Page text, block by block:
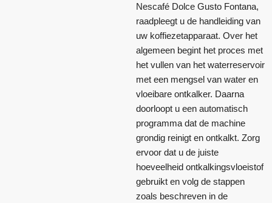
Nescafé Dolce Gusto Fontana,
raadpleegt u de handleiding van
uw koffiezetapparaat. Over het
algemeen begint het proces met
het vullen van het waterreservoir
met een mengsel van water en
vloeibare ontkalker. Daarna
doorloopt u een automatisch
programma dat de machine
grondig reinigt en ontkalkt. Zorg
ervoor dat u de juiste
hoeveelheid ontkalkingsvloeistof
gebruikt en volg de stappen
zoals beschreven in de